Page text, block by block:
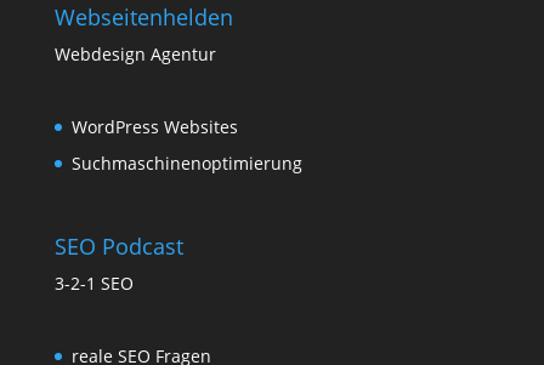
Webseitenhelden
Webdesign Agentur
WordPress Websites
Suchmaschinenoptimierung
SEO Podcast
3-2-1 SEO
reale SEO Fragen